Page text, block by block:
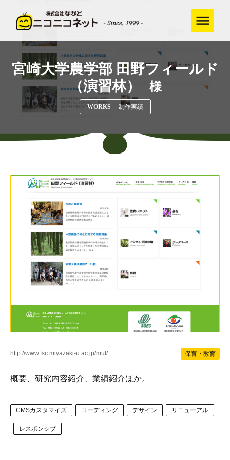
宮崎大学農学部 田野フィールド
（演習林）
様
WORKS 制作実績
http://www.fsc.miyazaki-u.ac.jp/muf/ 保育・教育
概要、研究内容紹介、業績紹介ほか。
CMSカスタマイズ コーディング デザイン リニューアル
レスポンシブ